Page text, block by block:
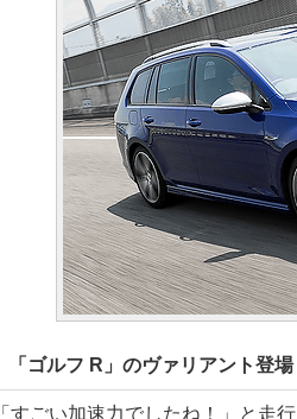
「ゴルフ R」のヴァリアント登場
「すごい加速力でしたね！」と走